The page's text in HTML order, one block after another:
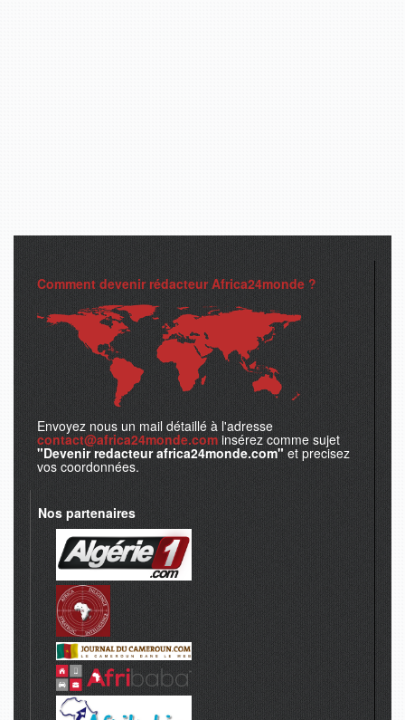
Comment devenir rédacteur Africa24monde ?
Envoyez nous un mail détaillé à l'adresse
contact@africa24monde.com insérez comme sujet
"Devenir redacteur africa24monde.com" et precisez
vos coordonnées.
Nos partenaires